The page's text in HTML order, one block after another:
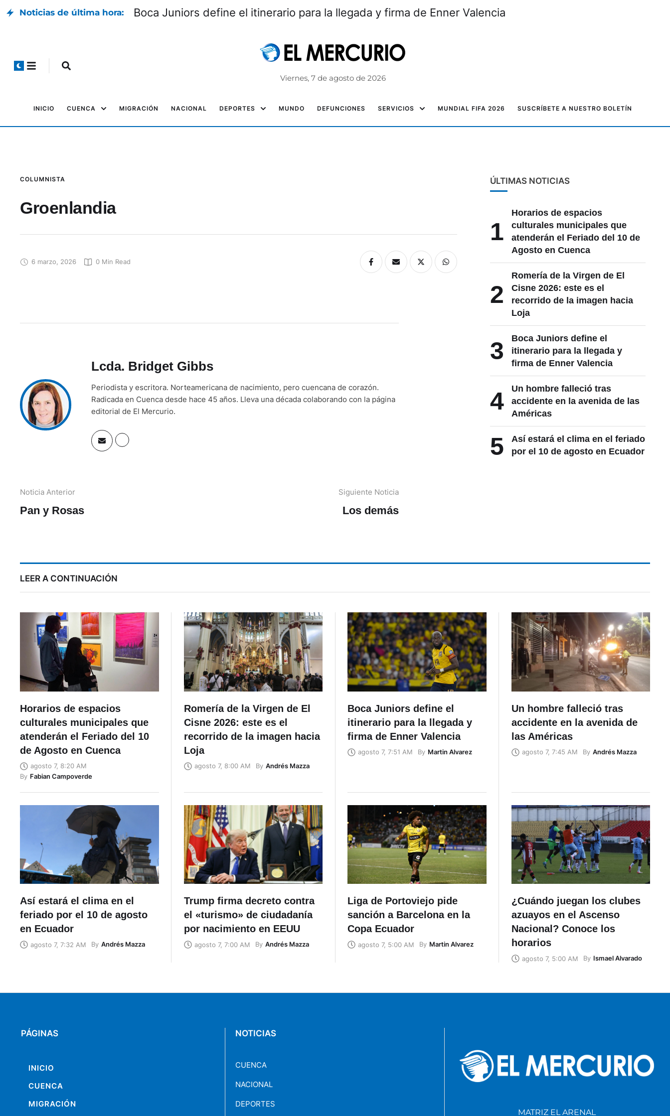
Noticias de última hora: Boca Juniors define el itinerario para la llegada y firma de Enner Valencia
Viernes, 7 de agosto de 2026
INICIO CUENCA MIGRACIÓN NACIONAL DEPORTES MUNDO DEFUNCIONES SERVICIOS MUNDIAL FIFA 2026 SUSCRÍBETE A NUESTRO BOLETÍN
COLUMNISTA
Groenlandia
6 marzo, 2026 0 Min Read
Lcda. Bridget Gibbs
Periodista y escritora. Norteamericana de nacimiento, pero cuencana de corazón.
Radicada en Cuenca desde hace 45 años. Lleva una década colaborando con la página
editorial de El Mercurio.
Noticia Anterior
Pan y Rosas
Siguiente Noticia
Los demás
ÚLTIMAS NOTICIAS
1
Horarios de espacios
culturales municipales que
atenderán el Feriado del 10 de
Agosto en Cuenca
2
Romería de la Virgen de El
Cisne 2026: este es el
recorrido de la imagen hacia
Loja
3
Boca Juniors define el
itinerario para la llegada y
firma de Enner Valencia
4
Un hombre falleció tras
accidente en la avenida de las
Américas
5
Así estará el clima en el feriado
por el 10 de agosto en Ecuador
LEER A CONTINUACIÓN
Horarios de espacios
culturales municipales que
atenderán el Feriado del 10
de Agosto en Cuenca
agosto 7, 8:20 AM
By Fabian Campoverde
Romería de la Virgen de El
Cisne 2026: este es el
recorrido de la imagen hacia
Loja
agosto 7, 8:00 AM By Andrés Mazza
Boca Juniors define el
itinerario para la llegada y
firma de Enner Valencia
agosto 7, 7:51 AM By Martin Alvarez
Un hombre falleció tras
accidente en la avenida de
las Américas
agosto 7, 7:45 AM By Andrés Mazza
Así estará el clima en el
feriado por el 10 de agosto
en Ecuador
agosto 7, 7:32 AM By Andrés Mazza
Trump firma decreto contra
el «turismo» de ciudadanía
por nacimiento en EEUU
agosto 7, 7:00 AM By Andrés Mazza
Liga de Portoviejo pide
sanción a Barcelona en la
Copa Ecuador
agosto 7, 5:00 AM By Martin Alvarez
¿Cuándo juegan los clubes
azuayos en el Ascenso
Nacional? Conoce los
horarios
agosto 7, 5:00 AM By Ismael Alvarado
PÁGINAS
INICIO
CUENCA
MIGRACIÓN
NOTICIAS
CUENCA
NACIONAL
DEPORTES
MATRIZ EL ARENAL